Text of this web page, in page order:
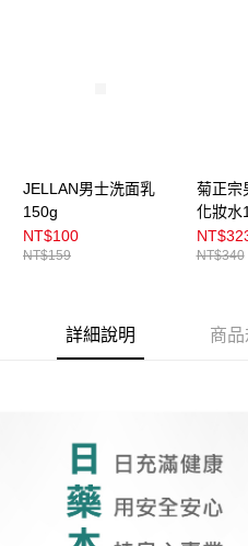
付款後門市自取
每筆NT$100，滿NT$399(含以上
JELLAN男士洗面乳
150g
NT$100
NT$159
菊正宗
化妝水
NT$340
詳細說明 商